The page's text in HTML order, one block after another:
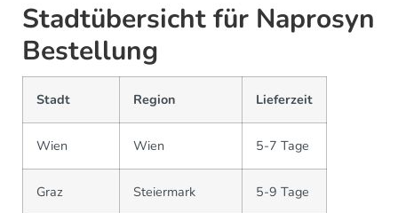
Stadtübersicht für Naprosyn
Bestellung
Stadt Region Lieferzeit
Wien Wien 5-7 Tage
Graz Steiermark 5-9 Tage